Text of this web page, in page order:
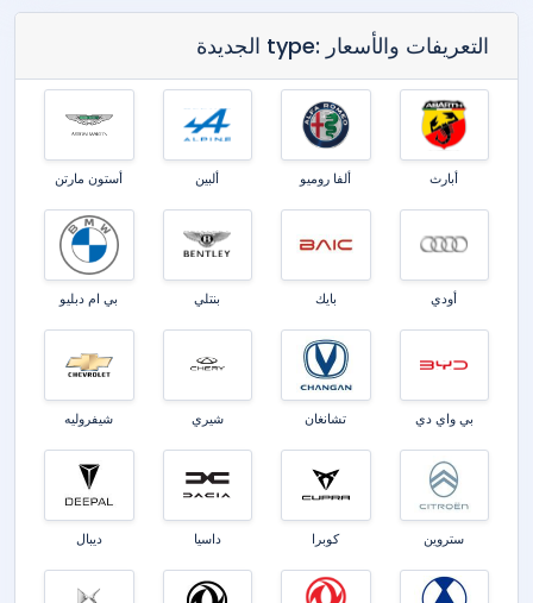
التعريفات والأسعار :type الجديدة
أبارث ألفا روميو ألبين أستون مارتن
أودي بايك بنتلي بي ام دبليو
بي واي دي تشانغان شيري شيفروليه
ستروين كوبرا داسيا ديبال